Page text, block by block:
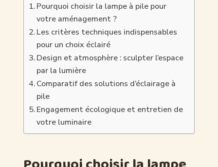
Pourquoi choisir la lampe à pile pour
votre aménagement ?
Les critères techniques indispensables
pour un choix éclairé
Design et atmosphère : sculpter l’espace
par la lumière
Comparatif des solutions d’éclairage à
pile
Engagement écologique et entretien de
votre luminaire